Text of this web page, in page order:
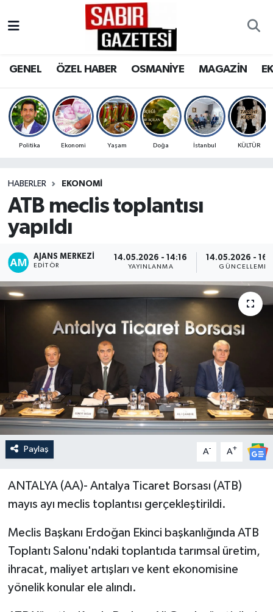
GENEL ÖZEL HABER OSMANİYE MAGAZİN
Politika Ekonomi Yaşam Doğa İstanbul KÜLTÜR
HABERLER EKONOMI
ATB meclis toplantısı
yapıldı
AJANS MERKEZI
EDITÖR
14.05.2026 - 14:16
YAYINLANMA
14.05.2026 -
GÜNCELLEME
Paylaş A- A+
ANTALYA (AA)- Antalya Ticaret Borsası (ATB)
mayıs ayı meclis toplantısı gerçekleştirildi.
Meclis Başkanı Erdoğan Ekinci başkanlığında ATB
Toplantı Salonu'ndaki toplantıda tarımsal üretim,
ihracat, maliyet artışları ve kent ekonomisine
yönelik konular ele alındı.
OSMANİYE
MAGAZİN
SPOR
RESMİ İLANLAR
Osmaniye Nöbetçi Eczaneler
Osmaniye Trafik Yoğunluk Haritası
Süper Lig Puan Durumu ve Fikstür
Son Dakika Haberleri
Haber Arşivi